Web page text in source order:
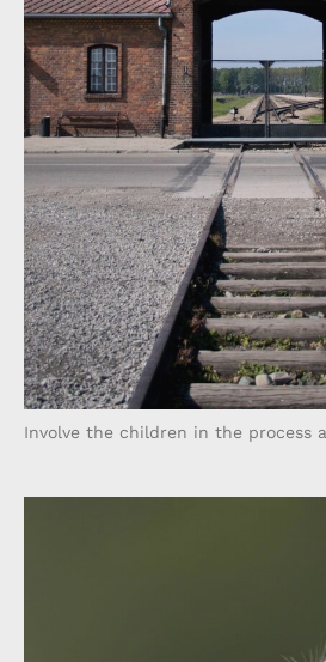
Involve the children in the process